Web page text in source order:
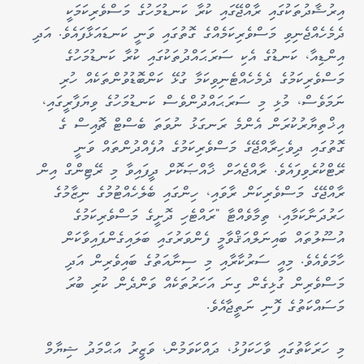
އިރުޝާދުތަކުގައި ރާއްޖޭގައި ކުރާ ކަނޑުމަހުގެ މަސްވެރިކަމަކީ
ދެމެހެއްޖެނިވި މަސްވެރިކަމެއްގެ ގޮތުގައި ވަނީ ކަނޑައަޅާފައެވެ. އަދި
އިންޑިއާ، ކަނޑުގެ އެކި ސަރަޙައްދުތަކުގައި ކުރާ ކަނޑުމަހުގެ
މަސްވެރިކަމުގެ ދެމެހެއްޓެނިވިކަމާ ގުޅޭ ކަންބޮޑުވުންތަކެއް ހުރި
ނަމަވެސް، މުޅި މި ސަރަޙައްދުންވެސް ކަނޑުމަހުގެ ވިޔަފާރީގައި،
އިޚްތިޔާރުކުރަން އެންމެ ރަނގަޅު ނުވަތަ ބެސްޓް ޗޮއިސް ގެ
ގޮތުގައި ދިވެހިރާއްޖޭގެ މަސްވެރިކަމުގެ އުފެއްދުންތައް ވަނީ
ރޭޓްކުރެވިފައެވެ. ރާއްޖެއަށް ޚާއްޞަކޮށް ދީފައިވާ މި ރޭޓިންގް އިން
ރާއްޖޭގެ މަސްވެރިކަން ރާވައި، ހިންގައި ބެލެހެއްޓުމުގެ ނިޒާމުގެ
ހަރުދަނާކަމާއި، ތިމާވެއްޓާ "ރައްޓެހި ދޮށީގެ މަސްވެރިކަމުގެ
އުސޫލުތައް ބައިނަލްއަޤްވާމީ ފެންވަރުގައި ބަލައިގެންފައިވާކަން
ހާމަވެއެވެ. މިއީ ސަރުކާރާއި މި ސިނާއަތުގެ ބައިވެރިން އަދި
މަސްވެރިން ގުޅިގެން ގިނަ އަހަރުތަކެއް ވަންދެން ކުރި ބުރަ
މަސައްކަތުގެ ފޮނި ނަތީޖާއެވެ.
މި ހަރަކާތުގައި ވާހަކަފުޅު، ދައްކަވަމުން، ވަޒީރު އަޙްމަދު ޝިޔާމް